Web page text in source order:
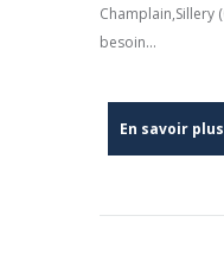
Champlain,Sillery
besoin...
En savoir plus